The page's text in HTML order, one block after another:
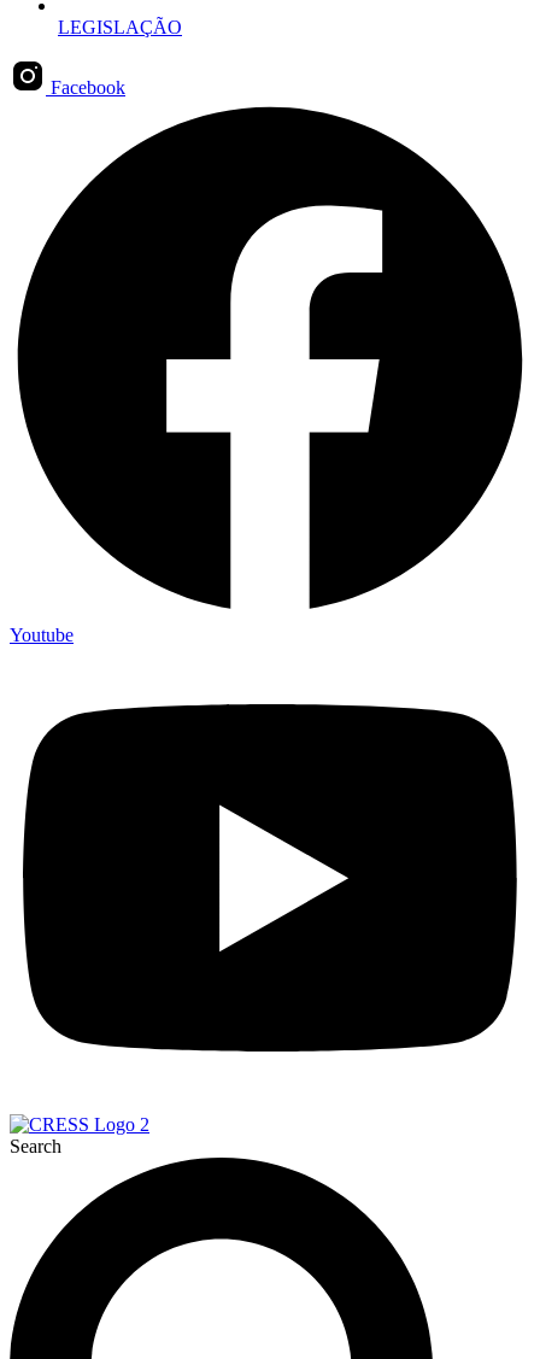
LEGISLAÇÃO
Facebook
Youtube
Search